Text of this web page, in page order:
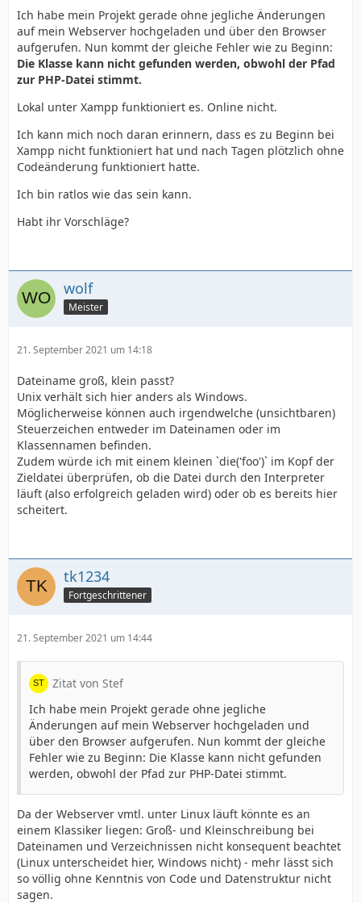
Ich habe mein Projekt gerade ohne jegliche Änderungen
auf mein Webserver hochgeladen und über den Browser
aufgerufen. Nun kommt der gleiche Fehler wie zu Beginn:
Die Klasse kann nicht gefunden werden, obwohl der Pfad
zur PHP-Datei stimmt.
Lokal unter Xampp funktioniert es. Online nicht.
Ich kann mich noch daran erinnern, dass es zu Beginn bei
Xampp nicht funktioniert hat und nach Tagen plötzlich ohne
Codeänderung funktioniert hatte.
Ich bin ratlos wie das sein kann.
Habt ihr Vorschläge?
wolf
Meister
21. September 2021 um 14:18
Dateiname groß, klein passt?
Unix verhält sich hier anders als Windows.
Möglicherweise können auch irgendwelche (unsichtbaren)
Steuerzeichen entweder im Dateinamen oder im
Klassennamen befinden.
Zudem würde ich mit einem kleinen `die('foo')` im Kopf der
Zieldatei überprüfen, ob die Datei durch den Interpreter
läuft (also erfolgreich geladen wird) oder ob es bereits hier
scheitert.
tk1234
Fortgeschrittener
21. September 2021 um 14:44
Zitat von Stef
Ich habe mein Projekt gerade ohne jegliche
Änderungen auf mein Webserver hochgeladen und
über den Browser aufgerufen. Nun kommt der gleiche
Fehler wie zu Beginn: Die Klasse kann nicht gefunden
werden, obwohl der Pfad zur PHP-Datei stimmt.
Da der Webserver vmtl. unter Linux läuft könnte es an
einem Klassiker liegen: Groß- und Kleinschreibung bei
Dateinamen und Verzeichnissen nicht konsequent beachtet
(Linux unterscheidet hier, Windows nicht) - mehr lässt sich
so völlig ohne Kenntnis von Code und Datenstruktur nicht
sagen.